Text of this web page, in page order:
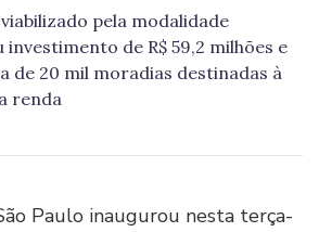
pela modalidade
investimento de R$ 59,2 milhões e
de 20 mil moradias destinadas à
renda
Paulo inaugurou nesta terça-